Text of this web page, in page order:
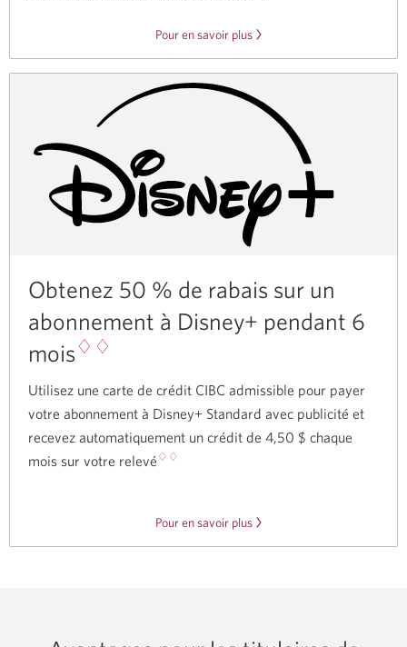
Pour en savoir plusà
de
partenariat
Obtenez 50 % de rabais sur un
abonnement à Disney+ pendant 6
mois ♢♢
Utilisez une carte de crédit CIBC admissible pour payer
votre abonnement à Disney+ Standard avec publicité et
recevez automatiquement un crédit de 4,50 $ chaque
mois sur votre relevé♢♢
Pour en savoir plussur